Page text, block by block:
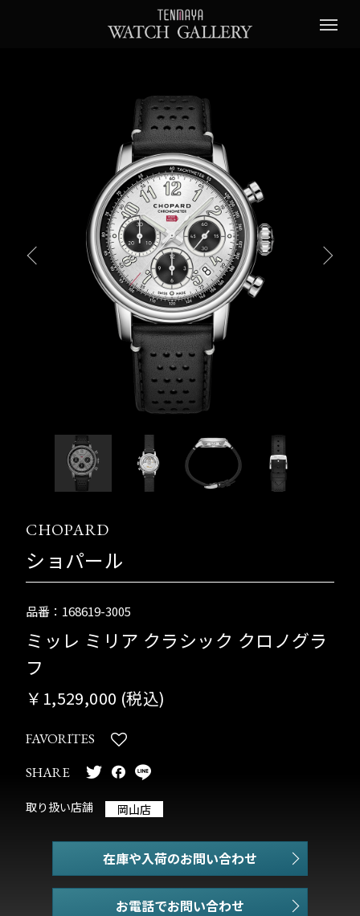
CHOPARD
ショパール
品番：168619-3005
ミッレ ミリア クラシック クロノグラ
フ
￥1,529,000 (税込)
FAVORITES
SHARE
取り扱い店舗 岡山店
在庫や入荷のお問い合わせ
お電話でお問い合わせ